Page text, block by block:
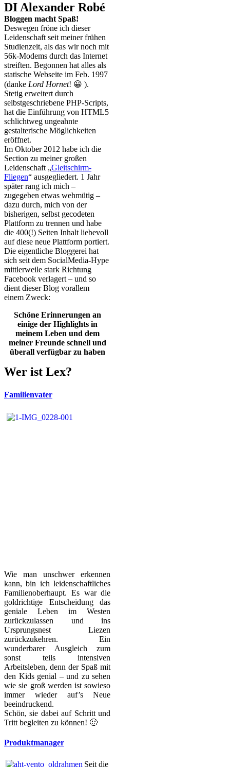
DI Alexander Robé
Bloggen macht Spaß!
Deswegen fröne ich dieser
Leidenschaft seit meiner frühen
Studienzeit, als das wir noch mit
56k-Modems durch das Internet
streiften. Begonnen hat alles als
statische Webseite im Feb. 1997
(danke Lord Hornet! 😀 ).
Stetig erweitert durch
selbstgeschriebene PHP-Scripts,
hat die Einführung von HTML5
schlichtweg ungeahnte
gestalterische Möglichkeiten
eröffnet.
Im Oktober 2012 habe ich die
Section zu meiner großen
Leidenschaft „Gleitschirm-
Fliegen“ ausgegliedert. 1 Jahr
später rang ich mich –
zugegeben etwas wehmütig –
dazu durch, mich von der
bisherigen, selbst gecodeten
Plattform zu trennen und habe
die 400(!) Seiten Inhalt liebevoll
auf diese neue Plattform portiert.
Die eigentliche Bloggerei hat
sich seit dem SocialMedia-Hype
mittlerweile stark Richtung
Facebook verlagert – und so
dient dieser Blog vorallem
einem Zweck:
Schöne Erinnerungen an
einige der Highlights in
meinem Leben und dem
meiner Freunde schnell und
überall verfügbar zu haben
Wer ist Lex?
Familienvater
Wie man unschwer erkennen
kann, bin ich leidenschaftliches
Familienoberhaupt. Es war die
goldrichtige Entscheidung das
geniale Leben im Westen
zurückzulassen und ins
Ursprungsnest Liezen
zurückzukehren. Ein
wunderbarer Ausgleich zum
sonst teils intensiven
Arbeitsleben, denn der Spaß mit
den Kids genial – und zu sehen
wie sie groß werden ist sowieso
immer wieder auf’s Neue
beeindruckend.
Schön, sie dabei auf Schritt und
Tritt begleiten zu können! 🙂
Produktmanager
Seit die